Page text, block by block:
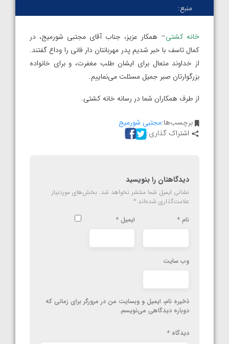
منبع:
خانه کشتی– همکار عزیز، جناب آقای مجتبی شورمیج، در
کمال تاسف با خبر شدیم پدر مهربانتان دار فانی را وداع گفتند.
از خداوند متعال برای ایشان طلب مغفرت، و برای خانواده
بزرگوارتان صبر جمیل مسئلت می‌نماییم.
از طرف همکاران شما در رسانه خانه کشتی.
برچسب‌ها:مجتبی شورمیج
اشتراک گذاری:
دیدگاهتان را بنویسید
نشانی ایمیل شما منتشر نخواهد شد. بخش‌های موردنیاز
علامت‌گذاری شده‌اند *
نام * ایمیل *
وب‌ سایت
ذخیره نام، ایمیل و وبسایت من در مرورگر برای زمانی که
دوباره دیدگاهی می‌نویسم.
دیدگاه *